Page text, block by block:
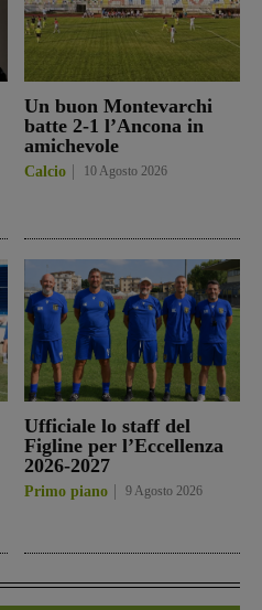
Un buon Montevarchi
batte 2-1 l’Ancona in
amichevole
Calcio 10 Agosto 2026
Ufficiale lo staff del
Figline per l’Eccellenza
2026-2027
Primo piano 9 Agosto 2026